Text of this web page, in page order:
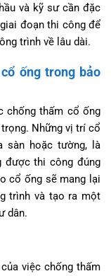
và kỹ sư cần đặc
đoạn thi công để
trình về lâu dài.
ống trong bảo
chống thấm cổ ống
Những vị trí cổ
sàn hoặc tường, là
được thi công đúng
cổ ống sẽ mang lại
trình và tạo ra một
dân.
việc chống thấm